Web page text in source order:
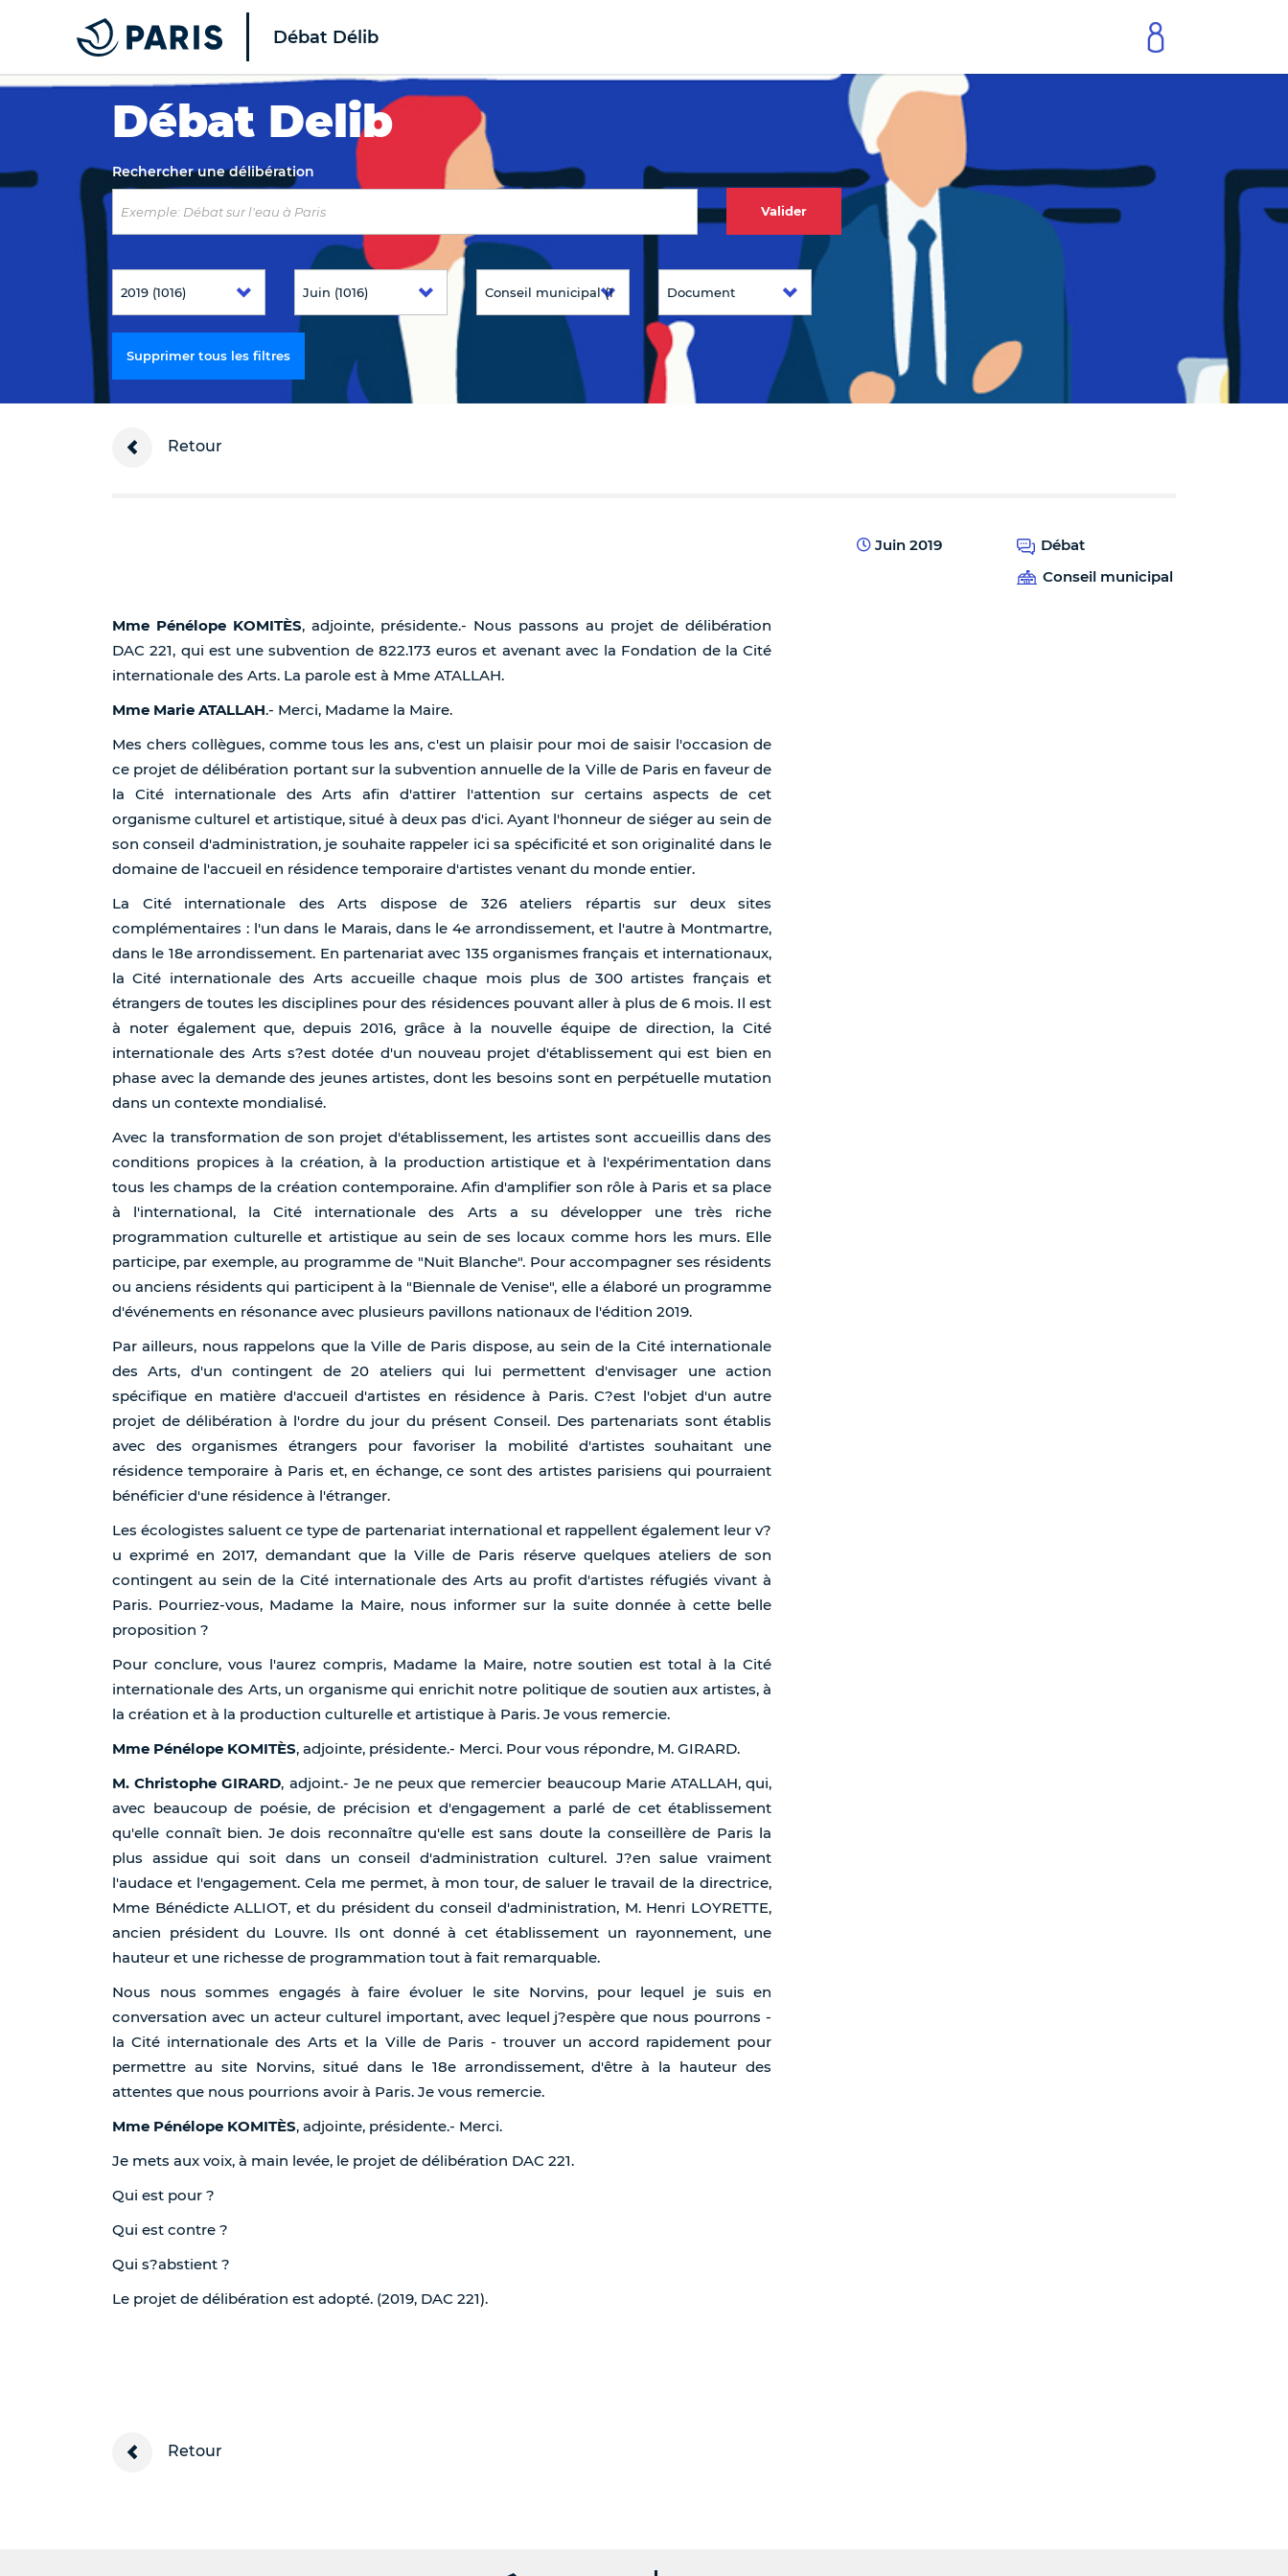
Top of the page
Débat Délib
Débat Delib
Rechercher une délibération
Valider
Supprimer tous les filtres
Retour
Mme Pénélope KOMITÈS, adjointe, présidente.- Nous passons au projet de délibération
DAC 221, qui est une subvention de 822.173 euros et avenant avec la Fondation de la Cité
internationale des Arts. La parole est à Mme ATALLAH.
Mme Marie ATALLAH.- Merci, Madame la Maire.
Mes chers collègues, comme tous les ans, c'est un plaisir pour moi de saisir l'occasion de
ce projet de délibération portant sur la subvention annuelle de la Ville de Paris en faveur de
la Cité internationale des Arts afin d'attirer l'attention sur certains aspects de cet
organisme culturel et artistique, situé à deux pas d'ici. Ayant l'honneur de siéger au sein de
son conseil d'administration, je souhaite rappeler ici sa spécificité et son originalité dans le
domaine de l'accueil en résidence temporaire d'artistes venant du monde entier.
La Cité internationale des Arts dispose de 326 ateliers répartis sur deux sites
complémentaires : l'un dans le Marais, dans le 4e arrondissement, et l'autre à Montmartre,
dans le 18e arrondissement. En partenariat avec 135 organismes français et internationaux,
la Cité internationale des Arts accueille chaque mois plus de 300 artistes français et
étrangers de toutes les disciplines pour des résidences pouvant aller à plus de 6 mois. Il est
à noter également que, depuis 2016, grâce à la nouvelle équipe de direction, la Cité
internationale des Arts s?est dotée d'un nouveau projet d'établissement qui est bien en
phase avec la demande des jeunes artistes, dont les besoins sont en perpétuelle mutation
dans un contexte mondialisé.
Avec la transformation de son projet d'établissement, les artistes sont accueillis dans des
conditions propices à la création, à la production artistique et à l'expérimentation dans
tous les champs de la création contemporaine. Afin d'amplifier son rôle à Paris et sa place
à l'international, la Cité internationale des Arts a su développer une très riche
programmation culturelle et artistique au sein de ses locaux comme hors les murs. Elle
participe, par exemple, au programme de "Nuit Blanche". Pour accompagner ses résidents
ou anciens résidents qui participent à la "Biennale de Venise", elle a élaboré un programme
d'événements en résonance avec plusieurs pavillons nationaux de l'édition 2019.
Par ailleurs, nous rappelons que la Ville de Paris dispose, au sein de la Cité internationale
des Arts, d'un contingent de 20 ateliers qui lui permettent d'envisager une action
spécifique en matière d'accueil d'artistes en résidence à Paris. C?est l'objet d'un autre
projet de délibération à l'ordre du jour du présent Conseil. Des partenariats sont établis
avec des organismes étrangers pour favoriser la mobilité d'artistes souhaitant une
résidence temporaire à Paris et, en échange, ce sont des artistes parisiens qui pourraient
bénéficier d'une résidence à l'étranger.
Les écologistes saluent ce type de partenariat international et rappellent également leur v?
u exprimé en 2017, demandant que la Ville de Paris réserve quelques ateliers de son
contingent au sein de la Cité internationale des Arts au profit d'artistes réfugiés vivant à
Paris. Pourriez-vous, Madame la Maire, nous informer sur la suite donnée à cette belle
proposition ?
Pour conclure, vous l'aurez compris, Madame la Maire, notre soutien est total à la Cité
internationale des Arts, un organisme qui enrichit notre politique de soutien aux artistes, à
la création et à la production culturelle et artistique à Paris. Je vous remercie.
Mme Pénélope KOMITÈS, adjointe, présidente.- Merci. Pour vous répondre, M. GIRARD.
M. Christophe GIRARD, adjoint.- Je ne peux que remercier beaucoup Marie ATALLAH, qui,
avec beaucoup de poésie, de précision et d'engagement a parlé de cet établissement
qu'elle connaît bien. Je dois reconnaître qu'elle est sans doute la conseillère de Paris la
plus assidue qui soit dans un conseil d'administration culturel. J?en salue vraiment
l'audace et l'engagement. Cela me permet, à mon tour, de saluer le travail de la directrice,
Mme Bénédicte ALLIOT, et du président du conseil d'administration, M. Henri LOYRETTE,
ancien président du Louvre. Ils ont donné à cet établissement un rayonnement, une
hauteur et une richesse de programmation tout à fait remarquable.
Nous nous sommes engagés à faire évoluer le site Norvins, pour lequel je suis en
conversation avec un acteur culturel important, avec lequel j?espère que nous pourrons -
la Cité internationale des Arts et la Ville de Paris - trouver un accord rapidement pour
permettre au site Norvins, situé dans le 18e arrondissement, d'être à la hauteur des
attentes que nous pourrions avoir à Paris. Je vous remercie.
Mme Pénélope KOMITÈS, adjointe, présidente.- Merci.
Je mets aux voix, à main levée, le projet de délibération DAC 221.
Qui est pour ?
Qui est contre ?
Qui s?abstient ?
Le projet de délibération est adopté. (2019, DAC 221).
Juin 2019
Débat
Conseil municipal
Retour